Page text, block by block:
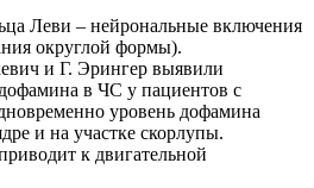
Леви – нейрональные включения
округлой формы).
и Г. Эрингер выявили
в ЧС у пациентов с
уровень дофамина
и на участке скорлупы.
к двигательной